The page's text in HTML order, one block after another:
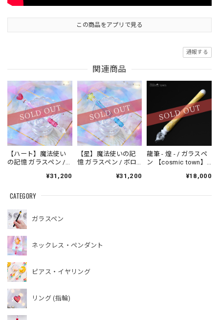
CATEGORY
ガラスペン
ネックレス・ペンダント
ピアス・イヤリング
リング (指輪)
この商品をアプリで見る
通報する
関連商品
【ハート】魔法使い
の記憶 ガラスペン /
【cosmic town】¥31,200
【星】魔法使いの記
憶 ガラスペン / ボロ
town】250622-4¥31,200
龍筆 - 煌 - / ガラスペ
ン 【cosmic town】
¥18,000